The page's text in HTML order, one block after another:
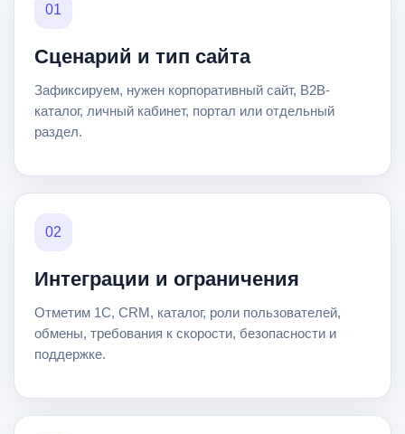
01
Сценарий и тип сайта
Зафиксируем, нужен корпоративный сайт, B2B-
каталог, личный кабинет, портал или отдельный
раздел.
02
Интеграции и ограничения
Отметим 1С, CRM, каталог, роли пользователей,
обмены, требования к скорости, безопасности и
поддержке.